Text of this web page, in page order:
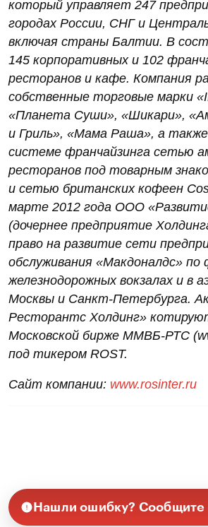
который управляет 247
городах России, СНГ и
включая страны Балтии. В
145 корпоративных и 102
ресторанов и кафе. Компания
собственные торговые марки
«Планета Суши», «Шикари»,
и Гриль», «Мама Раша», а
системе франчайзинга сетью
ресторанов под товарным
и сетью британских кофеен
марте 2012 года ООО
(дочернее предприятие
право на развитие сети
обслуживания «Макдоналдс» по
железнодорожных вокзалах и в
Москвы и Санкт-Петербурга.
Ресторантс Холдинг»
Московской бирже ММВБ-РТС
под тикером ROST.
Сайт компании: www.rosinter.ru
Нашли ошибку? Сообщите